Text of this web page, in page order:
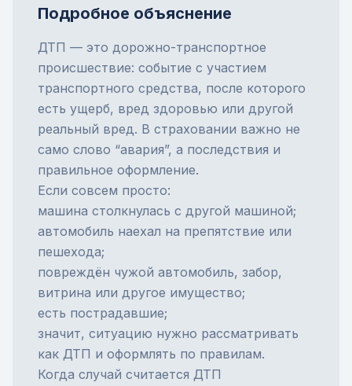
Подробное объяснение
ДТП — это дорожно-транспортное
происшествие: событие с участием
транспортного средства, после которого
есть ущерб, вред здоровью или другой
реальный вред. В страховании важно не
само слово “авария”, а последствия и
правильное оформление.
Если совсем просто:
машина столкнулась с другой машиной;
автомобиль наехал на препятствие или
пешехода;
повреждён чужой автомобиль, забор,
витрина или другое имущество;
есть пострадавшие;
значит, ситуацию нужно рассматривать
как ДТП и оформлять по правилам.
Когда случай считается ДТП